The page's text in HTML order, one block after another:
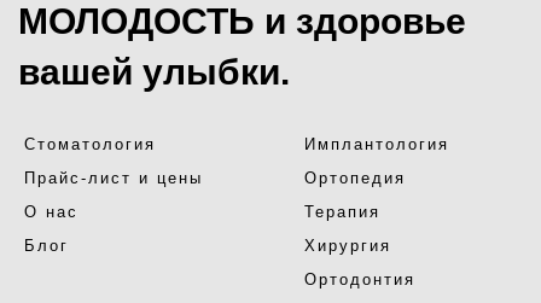
МОЛОДОСТЬ и здоровье
вашей улыбки.
Стоматология
Прайс-лист и цены
О нас
Блог
Имплантология
Ортопедия
Терапия
Хирургия
Ортодонтия